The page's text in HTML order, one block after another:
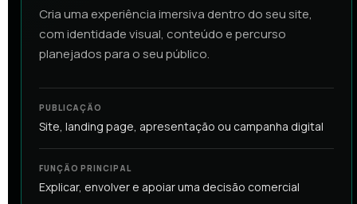
Cria uma experiência imersiva dentro do seu site,
com identidade visual, conteúdo e percurso
planejados para o seu público.
PUBLICAÇÃO
Site, landing page, apresentação ou campanha digital
FUNÇÃO PRINCIPAL
Explicar, envolver e apoiar uma decisão comercial